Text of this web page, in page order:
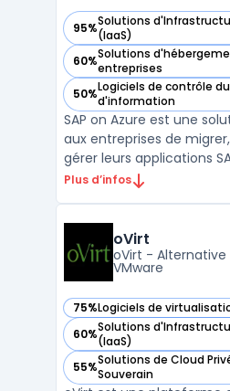
95%Solutions
(IaaS)
— voir SAP on Azure dans
60%Solutions
entreprises
— voir SAP on Azure dans
50%Logiciels de contrôle
d'information
— voir SAP on Azure dans
SAP on Azure est une
aux entreprises de
gérer leurs applications
plateforme Microsoft
cloud Azure, permettant
d'optimiser leur ...
Plus d’infos
oVirt
oVirt -
VMware
75%Logiciels de
— voir oVirt dans cette
60%Solutions
(IaaS)
— voir oVirt dans cette
55%Solutions de Cloud
Souverain
— voir oVirt dans cette